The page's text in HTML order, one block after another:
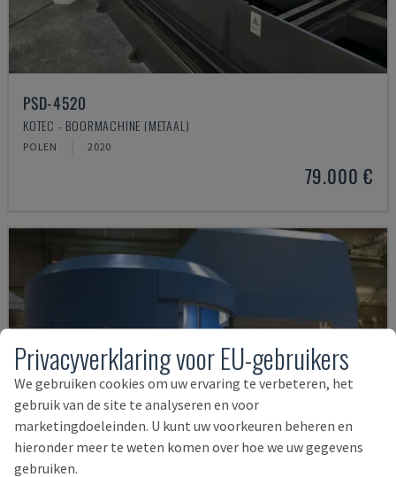
PSD-4520
KOTEC - BOORMACHINE (METAAL)
POLEN 2020
79.000 €
Privacyverklaring voor EU-gebruikers
We gebruiken cookies om uw ervaring te verbeteren, het
gebruik van de site te analyseren en voor
marketingdoeleinden. U kunt uw voorkeuren beheren en
hieronder meer te weten komen over hoe we uw gegevens
gebruiken.